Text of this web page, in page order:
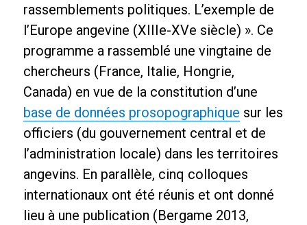
rassemblements politiques. L’exemple de
l’Europe angevine (XIIIe-XVe siècle) ». Ce
programme a rassemblé une vingtaine de
chercheurs (France, Italie, Hongrie,
Canada) en vue de la constitution d’une
base de données prosopographique sur les
officiers (du gouvernement central et de
l’administration locale) dans les territoires
angevins. En parallèle, cinq colloques
internationaux ont été réunis et ont donné
lieu à une publication (Bergame 2013,